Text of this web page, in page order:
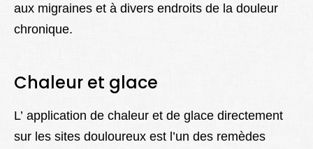
aux migraines et à divers endroits de la douleur
chronique.
Chaleur et glace
L’ application de chaleur et de glace directement
sur les sites douloureux est l’un des remèdes